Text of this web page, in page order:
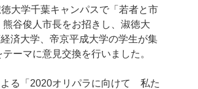
大学千葉キャンパスで「若者と市
谷俊人市長をお招きし、淑徳大
済大学、帝京平成大学の学生が集
ーマに意見交換を行いました。
る「2020オリパラに向けて 私た